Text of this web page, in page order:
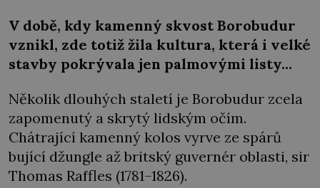
V době, kdy kamenný skvost Borobudur
vznikl, zde totiž žila kultura, která i velké
stavby pokrývala jen palmovými listy…
Několik dlouhých staletí je Borobudur zcela
zapomenutý a skrytý lidským očím.
Chátrající kamenný kolos vyrve ze spárů
bující džungle až britský guvernér oblasti, sir
Thomas Raffles (1781–1826).